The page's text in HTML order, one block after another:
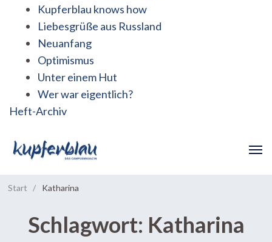
Kupferblau knows how
Liebesgrüße aus Russland
Neuanfang
Optimismus
Unter einem Hut
Wer war eigentlich?
Heft-Archiv
Start / Katharina
Schlagwort: Katharina